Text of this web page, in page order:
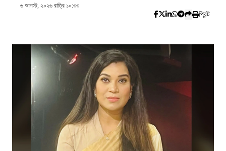
৬ আগস্ট, ২০২৬ রাত্রি ১০:৩৩
প্রিন্ট